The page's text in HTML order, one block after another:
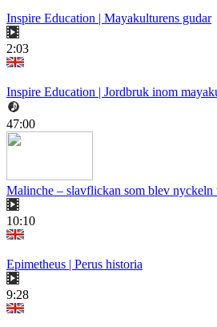
Inspire Education | Mayakulturens gudar
2:03
Inspire Education | Jordbruk inom
47:00
Malinche – slavflickan som blev nyckeln
10:10
Epimetheus | Perus historia
9:28